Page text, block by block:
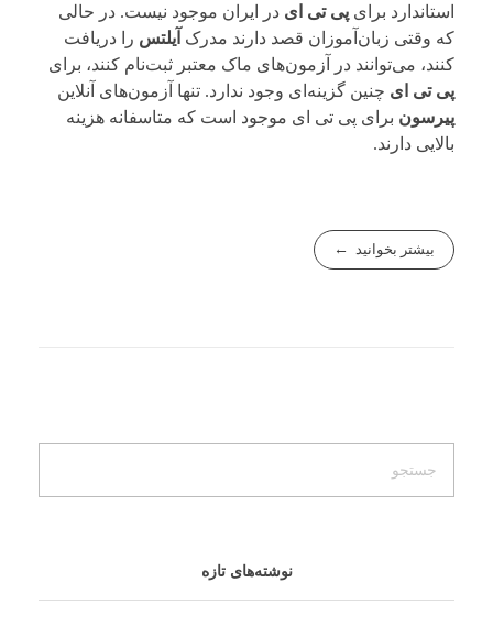
استاندارد برای پی تی ای در ایران موجود نیست. در حالی
که وقتی زبان‌آموزان قصد دارند مدرک آیلتس را دریافت
کنند، می‌توانند در آزمون‌های ماک معتبر ثبت‌نام کنند، برای
پی تی ای چنین گزینه‌ای وجود ندارد. تنها آزمون‌های آنلاین
پیرسون برای پی تی ای موجود است که متاسفانه هزینه
بالایی دارند.
بیشتر بخوانید
نوشته‌های تازه